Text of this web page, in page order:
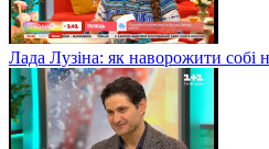
Лада Лузіна: як наворожити собі